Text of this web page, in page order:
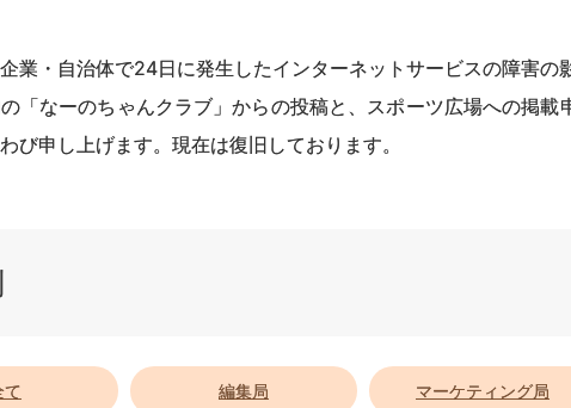
業・自治体で24日に発生したインターネットサービスの障害
「なーのちゃんクラブ」からの投稿と、スポーツ広場への掲
び申し上げます。現在は復旧しております。
て 編集局 マーケティング局